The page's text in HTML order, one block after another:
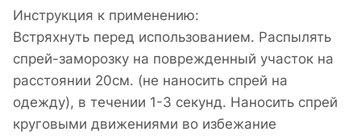
Инструкция к применению:
Встряхнуть перед использованием. Распылять
спрей-заморозку на поврежденный участок на
расстоянии 20см. (не наносить спрей на
одежду), в течении 1-3 секунд. Наносить спрей
круговыми движениями во избежание